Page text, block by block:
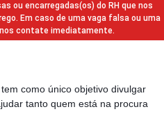
ou encarregadas(os) do RH que nos
Em caso de uma vaga falsa ou uma
contate imediatamente.
como único objetivo divulgar
tanto quem está na procura